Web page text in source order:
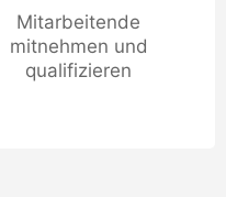
Mitarbeitende
mitnehmen und
qualifizieren